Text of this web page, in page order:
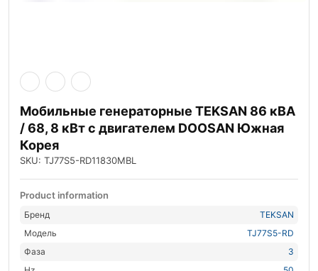
Мобильные генераторные TEKSAN 86 кВА
/ 68, 8 кВт с двигателем DOOSAN Южная
Корея
SKU: TJ77S5-RD11830MBL
Product information
Бренд
TEKSAN
Модель
TJ77S5-RD
Фаза
3